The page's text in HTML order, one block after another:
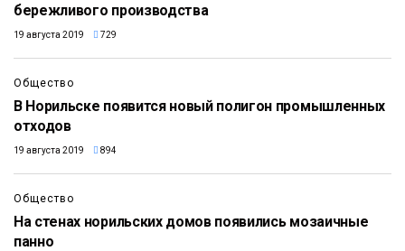
бережливого производства
19 августа 2019 729
Общество
В Норильске появится новый полигон промышленных
отходов
19 августа 2019 894
Общество
На стенах норильских домов появились мозаичные
панно